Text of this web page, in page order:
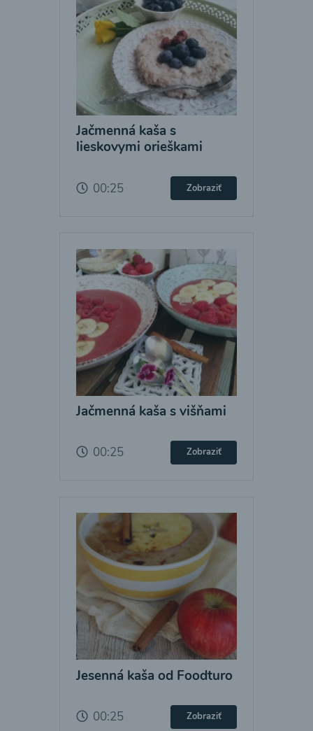
Jačmenná kaša s
lieskovymi orieškami
00:25 Zobraziť
Jačmenná kaša s višňami
00:25 Zobraziť
Jesenná kaša od Foodturo
00:25 Zobraziť